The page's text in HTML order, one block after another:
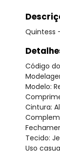
Quintess
Código
Modelo:
Cintura:
Tecido:
Uso